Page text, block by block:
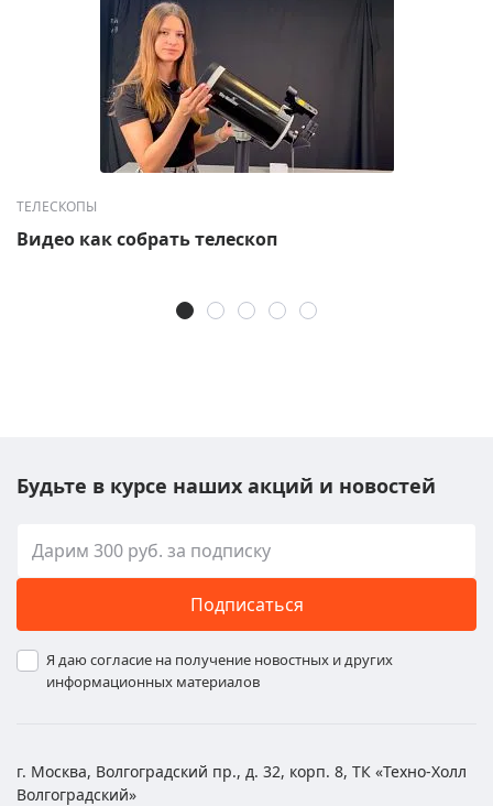
ТЕЛЕСКОПЫ
Видео как собрать телескоп
Будьте в курсе наших акций и новостей
Подписаться
Я даю согласие на получение новостных и других
информационных материалов
г. Москва, Волгоградский пр., д. 32, корп. 8, ТК «Техно-Холл
Волгоградский»